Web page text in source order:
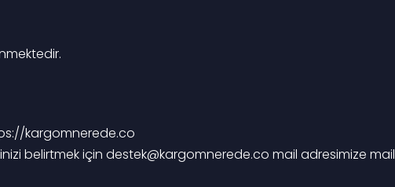
kargomnerede.co
belirtmek için destek@kargomnerede.co mail adresimize mail